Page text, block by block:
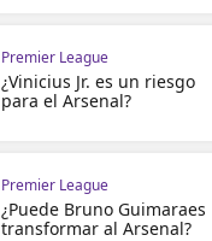
Premier League
¿Vinicius Jr. es un riesgo
para el Arsenal?
Premier League
¿Puede Bruno Guimaraes
transformar al Arsenal?